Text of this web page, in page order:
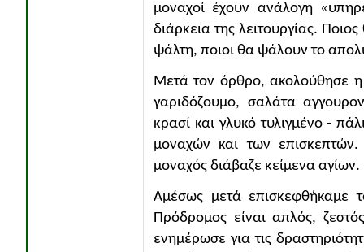
μοναχοί έχουν ανάλογη
διάρκεια της λειτουργίας.
ψάλτη, ποιοι θα ψάλουν το
Μετά τον όρθρο, ακολούθησε η
γαριδόζουμο, σαλάτα
κρασί και γλυκό τυλιγμένο -
μοναχών και των
μοναχός διάβαζε κείμενα αγίων.
Αμέσως μετά επισκεφθήκαμε
Πρόδρομος είναι απλός,
ενημέρωσε για τις